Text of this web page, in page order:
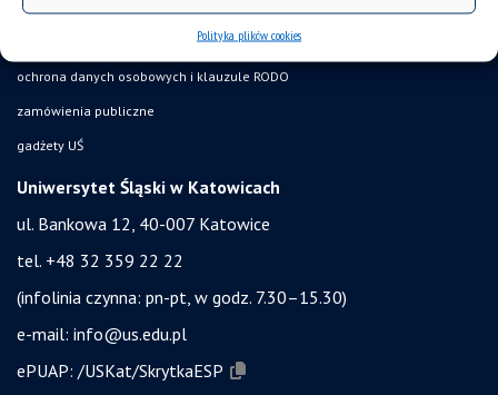
Polityka plików cookies
bezpieczeństwo w uczelni
ochrona danych osobowych i klauzule RODO
zamówienia publiczne
gadżety UŚ
Uniwersytet Śląski w Katowicach
ul. Bankowa 12, 40-007 Katowice
tel. +48 32 359 22 22
(infolinia czynna: pn-pt, w godz. 7.30–15.30)
e-mail: info@us.edu.pl
ePUAP: /USKat/SkrytkaESP